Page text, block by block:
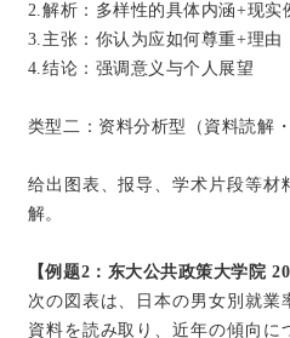
2.解析：多样性的具体内涵+现实
3.主张：你认为应如何尊重+理由
4.结论：强调意义与个人展望
类型二：资料分析型（資料読解・
给出图表、报导、学术片段等材
解。
【例题2：东大公共政策大学院
次の図表は、日本の男女別就業
資料を読み取り、近年の傾向に